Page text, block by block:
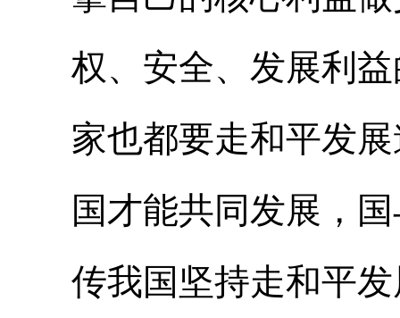
权、安全、发展利
家也都要走和平发
国才能共同发展，
传我国坚持走和平